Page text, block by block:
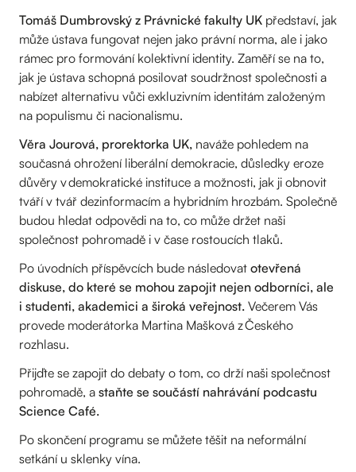
Tomáš Dumbrovský z Právnické fakulty UK představí, jak
může ústava fungovat nejen jako právní norma, ale i jako
rámec pro formování kolektivní identity. Zaměří se na to,
jak je ústava schopná posilovat soudržnost společnosti a
nabízet alternativu vůči exkluzivním identitám založeným
na populismu či nacionalismu.
Věra Jourová, prorektorka UK, naváže pohledem na
současná ohrožení liberální demokracie, důsledky eroze
důvěry v demokratické instituce a možnosti, jak ji obnovit
tváří v tvář dezinformacím a hybridním hrozbám. Společně
budou hledat odpovědi na to, co může držet naši
společnost pohromadě i v čase rostoucích tlaků.
Po úvodních příspěvcích bude následovat otevřená
diskuse, do které se mohou zapojit nejen odborníci, ale
i studenti, akademici a široká veřejnost. Večerem Vás
provede moderátorka Martina Mašková z Českého
rozhlasu.
Přijďte se zapojit do debaty o tom, co drží naši společnost
pohromadě, a staňte se součástí nahrávání podcastu
Science Café.
Po skončení programu se můžete těšit na neformální
setkání u sklenky vína.